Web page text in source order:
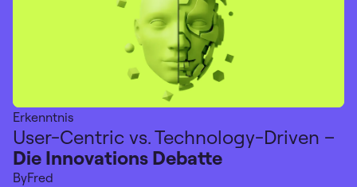
Erkenntnis
User-Centric vs. Technology-Driven –
Die Innovations Debatte
ByFred